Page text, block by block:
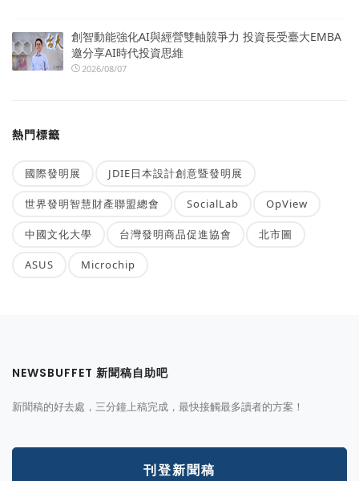
創智動能強化AI與經營雙軸競爭力 投資長受臺大EMBA
邀分享AI時代投資思維
2026/08/07
熱門標籤
國際發明展 JDIE日本設計創意暨發明展
世界發明智慧財產聯盟總會 SocialLab OpView
中國文化大學 台灣發明商品促進協會 北市圖
ASUS Microchip
NEWSBUFFET 新聞稿自助吧
新聞稿的好去處，三分鐘上稿完成，最快接觸最多讀者的方案！
刊登新聞稿